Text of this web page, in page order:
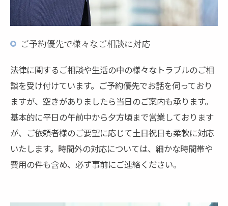
ご予約優先で様々なご相談に対応
法律に関するご相談や生活の中の様々なトラブルのご相
談を受け付けています。ご予約優先でお話を伺っており
ますが、空きがありましたら当日のご案内も承ります。
基本的に平日の午前中から夕方頃まで営業しております
が、ご依頼者様のご要望に応じて土日祝日も柔軟に対応
いたします。時間外の対応については、細かな時間帯や
費用の件も含め、必ず事前にご連絡ください。